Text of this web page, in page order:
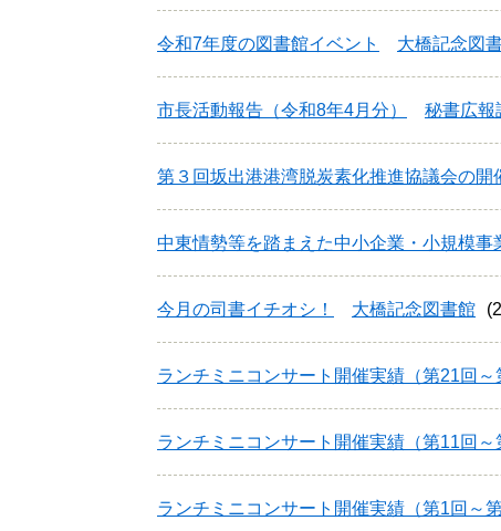
令和7年度の図書館イベント 大橋記念図
市長活動報告（令和8年4月分） 秘書広報
第３回坂出港港湾脱炭素化推進協議会の開
中東情勢等を踏まえた中小企業・小規模事
今月の司書イチオシ！ 大橋記念図書館
ランチミニコンサート開催実績（第21回～
ランチミニコンサート開催実績（第11回～
ランチミニコンサート開催実績（第1回～第